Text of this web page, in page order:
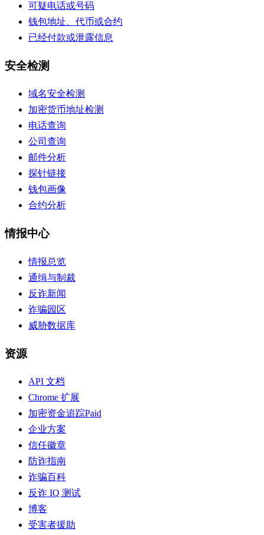
可疑电话或号码
钱包地址、代币或合约
已经付款或泄露信息
安全检测
域名安全检测
加密货币地址检测
电话查询
公司查询
邮件分析
探针链接
钱包画像
合约分析
情报中心
情报总览
通缉与制裁
反诈新闻
诈骗园区
威胁数据库
资源
API 文档
Chrome 扩展
加密资金追踪Paid
企业方案
信任徽章
防诈指南
诈骗百科
反诈 IQ 测试
博客
受害者援助